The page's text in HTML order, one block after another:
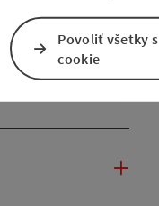
Povoliť všetky
cookie